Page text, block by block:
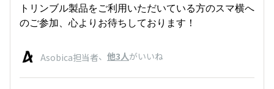
トリンブル製品をご利用いただいている方のスマ横へ
のご参加、心よりお待ちしております！
Asobica担当者、 他3人がいいね